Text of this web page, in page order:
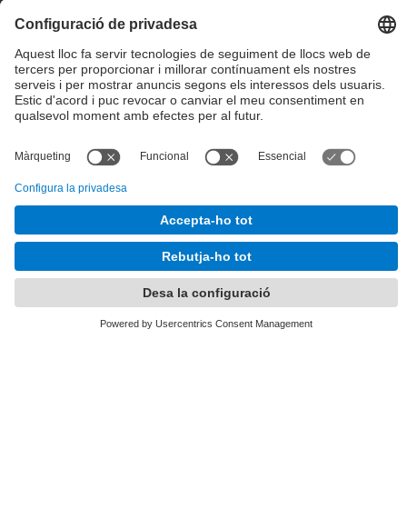
Servei Alumni UPC
Campus Diagonal Nord, Edifici VX (Vèrtex). Pl.
Eusebi Güell, 6 08034 Barcelona
Tel.:93 401 63 12
E-mail: info.alumni@upc.edu
Directori UPC
Formulari de contacte
Llista Xarxes Socials